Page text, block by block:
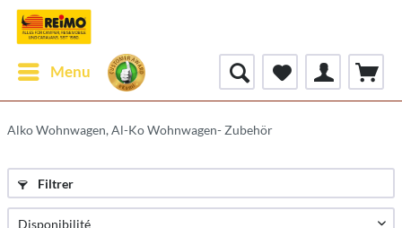
Menu
Alko Wohnwagen, Al-Ko Wohnwagen- Zubehör
Filtrer